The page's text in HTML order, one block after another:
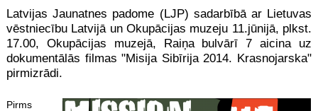
Latvijas Jaunatnes padome (LJP) sadarbībā ar Lietuvas
vēstniecību Latvijā un Okupācijas muzeju 11.jūnijā, plkst.
17.00, Okupācijas muzejā, Raiņa bulvārī 7 aicina uz
dokumentālās filmas "Misija Sibīrija 2014. Krasnojarska"
pirmizrādi.
Pirms